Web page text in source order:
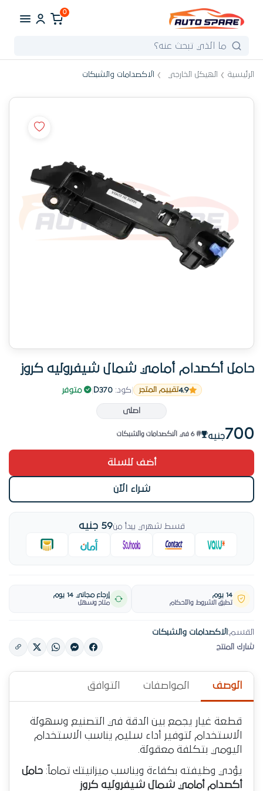
0
الرئيسية الهيكل الخارجي الاكصدامات والشبكات
حامل أكصدام أمامي شمال شيفروليه كروز
4.9تقييم المتجر كود:D370
| متوفر
اصلى
700جنيه # 6 في الاكصدامات والشبكات
فرصة أخيرة — قطعة واحدة متبقية
أضف للسلة
شراء الآن
قسط شهري يبدأ من59 جنيه
14 يوم
تطبق الشروط والأحكام
إرجاع مجاني 14 يوم
متاح وسهل
القسم: الاكصدامات والشبكات
شارك المنتج
الوصف المواصفات التوافق
قطعة غيار يجمع بين الدقة في التصنيع وسهولة
الاستخدام لتوفير أداء سليم يناسب الاستخدام
اليومي بتكلفة معقولة.
يؤدي وظيفته بكفاءة ويناسب ميزانيتك تماماً: حامل
أكصدام أمامي شمال شيفروليه كروز